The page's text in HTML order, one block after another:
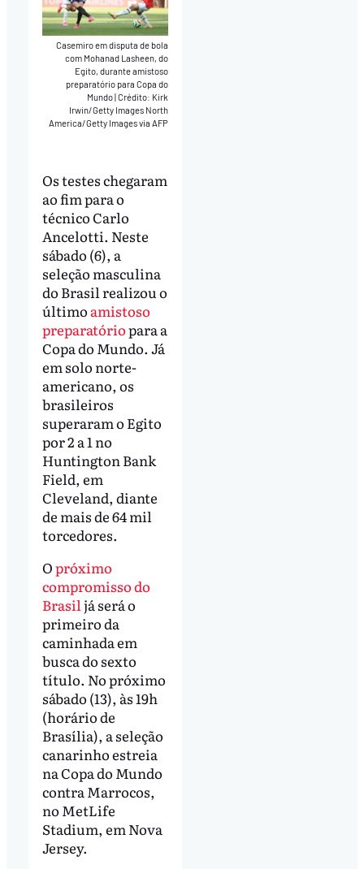
Casemiro em disputa de bola
com Mohanad Lasheen, do
Egito, durante amistoso
preparatório para Copa do
Mundo|Crédito: Kirk
Irwin/Getty Images North
America/Getty Images via AFP
Os testes chegaram
ao fim para o
técnico Carlo
Ancelotti. Neste
sábado (6), a
seleção masculina
do Brasil realizou o
último amistoso
preparatóriopara a
Copa do Mundo. Já
em solo norte-
americano, os
brasileiros
superaram o Egito
por 2 a 1 no
Huntington Bank
Field, em
Cleveland, diante
de mais de 64 mil
torcedores.
Opróximo
compromisso do
Brasiljá será o
primeiro da
caminhada em
busca do sexto
título. No próximo
sábado (13), às 19h
(horário de
Brasília), a seleção
canarinho estreia
na Copa do Mundo
contra Marrocos,
no MetLife
Stadium, em Nova
Jersey.